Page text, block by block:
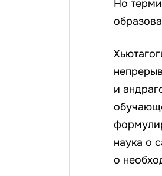
Но
и
наука о
о